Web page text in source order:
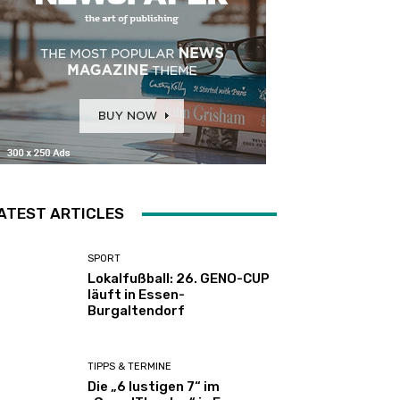
ARTICLES
SPORT
Lokalfußball: 26. GENO-CUP
läuft in Essen-
Burgaltendorf
TIPPS & TERMINE
Die „6 lustigen 7“ im